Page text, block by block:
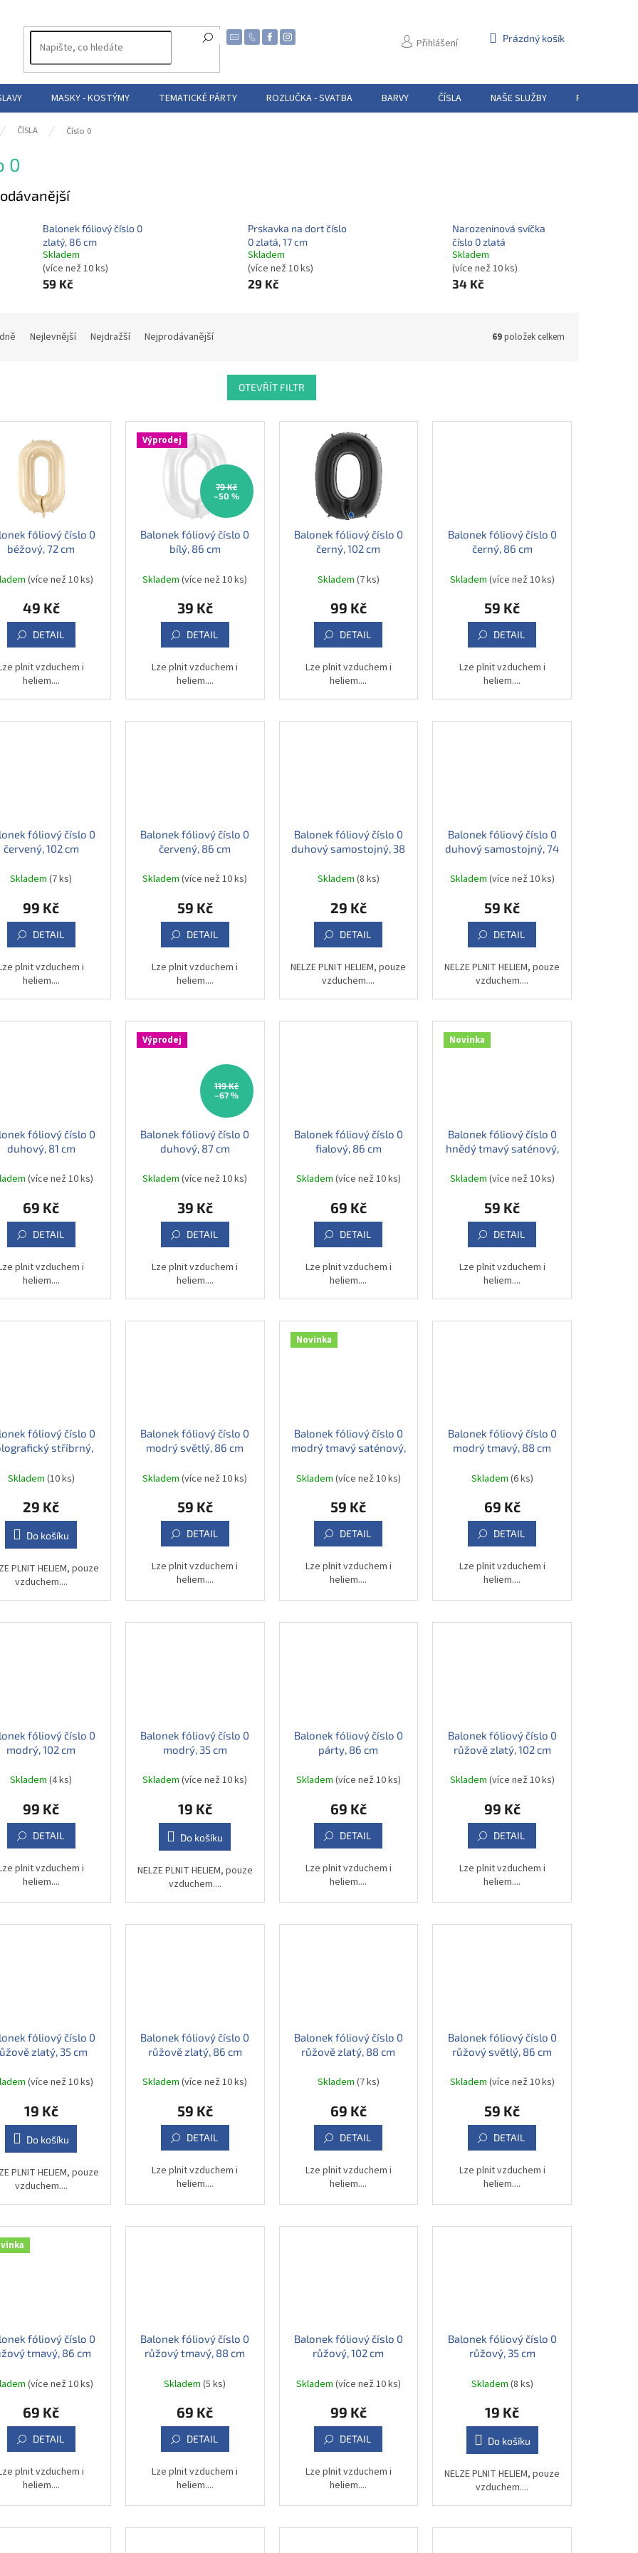
Přihlášení
NÁKUPNÍ
Prázdný košík
MASKY - KOSTÝMY TEMATICKÉ PÁRTY ROZLUČKA - SVATBA BARVY ČÍSLA NAŠE SLUŽBY PŮJČOVNA
ČÍSLA Číslo 0
0
Balonek fóliový číslo 0
zlatý, 86 cm
Skladem
(více než 10 ks)
59 Kč
Prskavka na dort číslo
0 zlatá, 17 cm
Skladem
(více než 10 ks)
29 Kč
Narozeninová svíčka
číslo 0 zlatá
Skladem
(více než 10 ks)
34 Kč
Nejlevnější Nejdražší Nejprodávanější 69položek celkem
OTEVŘÍT FILTR
fóliový číslo 0
béžový, 72 cm
(více než 10 ks)
49 Kč
DETAIL
plnit vzduchem i
heliem....
Výprodej
79 Kč
–50 %
Balonek fóliový číslo 0
bílý, 86 cm
Skladem(více než 10 ks)
39 Kč
DETAIL
Lze plnit vzduchem i
heliem....
Balonek fóliový číslo 0
černý, 102 cm
Skladem (7 ks)
99 Kč
DETAIL
Lze plnit vzduchem i
heliem....
Balonek fóliový číslo 0
černý, 86 cm
Skladem (více než 10 ks)
59 Kč
DETAIL
Lze plnit vzduchem i
heliem....
fóliový číslo 0
červený, 102 cm
Skladem(7 ks)
99 Kč
DETAIL
plnit vzduchem i
heliem....
Balonek fóliový číslo 0
červený, 86 cm
Skladem(více než 10 ks)
59 Kč
DETAIL
Lze plnit vzduchem i
heliem....
Balonek fóliový číslo 0
duhový samostojný, 38
Skladem (8 ks)
29 Kč
DETAIL
NELZE PLNIT HELIEM, pouze
vzduchem....
Balonek fóliový číslo 0
duhový samostojný, 74
Skladem (více než 10 ks)
59 Kč
DETAIL
NELZE PLNIT HELIEM, pouze
vzduchem....
fóliový číslo 0
duhový, 81 cm
(více než 10 ks)
69 Kč
DETAIL
plnit vzduchem i
heliem....
Výprodej
119 Kč
–67 %
Balonek fóliový číslo 0
duhový, 87 cm
Skladem(více než 10 ks)
39 Kč
DETAIL
Lze plnit vzduchem i
heliem....
Balonek fóliový číslo 0
fialový, 86 cm
Skladem (více než 10 ks)
69 Kč
DETAIL
Lze plnit vzduchem i
heliem....
Novinka
Balonek fóliový číslo 0
hnědý tmavý saténový,
Skladem (více než 10 ks)
59 Kč
DETAIL
Lze plnit vzduchem i
heliem....
fóliový číslo 0
stříbrný,
Skladem (10 ks)
29 Kč
Do košíku
PLNIT HELIEM, pouze
vzduchem....
Balonek fóliový číslo 0
modrý světlý, 86 cm
Skladem(více než 10 ks)
59 Kč
DETAIL
Lze plnit vzduchem i
heliem....
Novinka
Balonek fóliový číslo 0
modrý tmavý saténový,
Skladem (více než 10 ks)
59 Kč
DETAIL
Lze plnit vzduchem i
heliem....
Balonek fóliový číslo 0
modrý tmavý, 88 cm
Skladem (6 ks)
69 Kč
DETAIL
Lze plnit vzduchem i
heliem....
fóliový číslo 0
modrý, 102 cm
Skladem(4 ks)
99 Kč
DETAIL
plnit vzduchem i
heliem....
Balonek fóliový číslo 0
modrý, 35 cm
Skladem(více než 10 ks)
19 Kč
Do košíku
NELZE PLNIT HELIEM, pouze
vzduchem....
Balonek fóliový číslo 0
párty, 86 cm
Skladem (více než 10 ks)
69 Kč
DETAIL
Lze plnit vzduchem i
heliem....
Balonek fóliový číslo 0
růžově zlatý, 102 cm
Skladem (více než 10 ks)
99 Kč
DETAIL
Lze plnit vzduchem i
heliem....
fóliový číslo 0
zlatý, 35 cm
(více než 10 ks)
19 Kč
Do košíku
PLNIT HELIEM, pouze
vzduchem....
Balonek fóliový číslo 0
růžově zlatý, 86 cm
Skladem(více než 10 ks)
59 Kč
DETAIL
Lze plnit vzduchem i
heliem....
Balonek fóliový číslo 0
růžově zlatý, 88 cm
Skladem (7 ks)
69 Kč
DETAIL
Lze plnit vzduchem i
heliem....
Balonek fóliový číslo 0
růžový světlý, 86 cm
Skladem (více než 10 ks)
59 Kč
DETAIL
Lze plnit vzduchem i
heliem....
fóliový číslo 0
tmavý, 86 cm
(více než 10 ks)
69 Kč
DETAIL
plnit vzduchem i
heliem....
Balonek fóliový číslo 0
růžový tmavý, 88 cm
Skladem(5 ks)
69 Kč
DETAIL
Lze plnit vzduchem i
heliem....
Balonek fóliový číslo 0
růžový, 102 cm
Skladem (více než 10 ks)
99 Kč
DETAIL
Lze plnit vzduchem i
heliem....
Balonek fóliový číslo 0
růžový, 35 cm
Skladem (8 ks)
19 Kč
Do košíku
NELZE PLNIT HELIEM, pouze
vzduchem....